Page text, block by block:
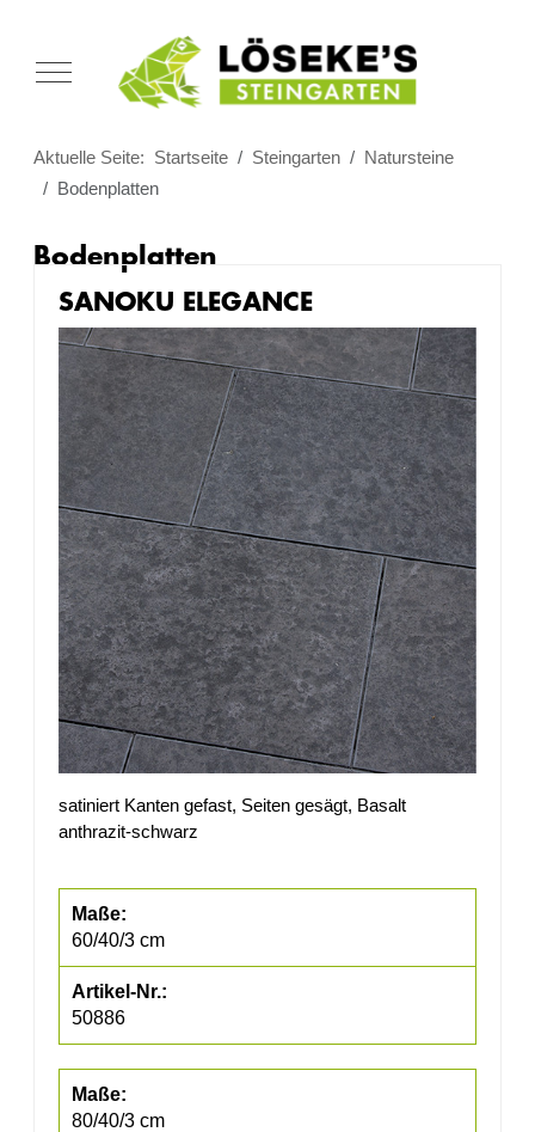
Mobile Menu Toggle
Aktuelle Seite: Startseite Steingarten
Natursteine
Bodenplatten
Bodenplatten
SANOKU ELEGANCE
satiniert Kanten gefast, Seiten gesägt, Basalt
anthrazit-schwarz
60/40/3 cm
50886
80/40/3 cm